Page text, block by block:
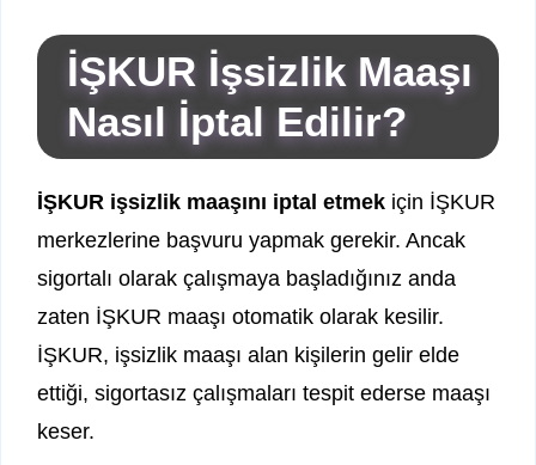
İŞKUR İşsizlik Maaşı
Nasıl İptal Edilir?
İŞKUR işsizlik maaşını iptal etmek için İŞKUR
merkezlerine başvuru yapmak gerekir. Ancak
sigortalı olarak çalışmaya başladığınız anda
zaten İŞKUR maaşı otomatik olarak kesilir.
İŞKUR, işsizlik maaşı alan kişilerin gelir elde
ettiği, sigortasız çalışmaları tespit ederse maaşı
keser.